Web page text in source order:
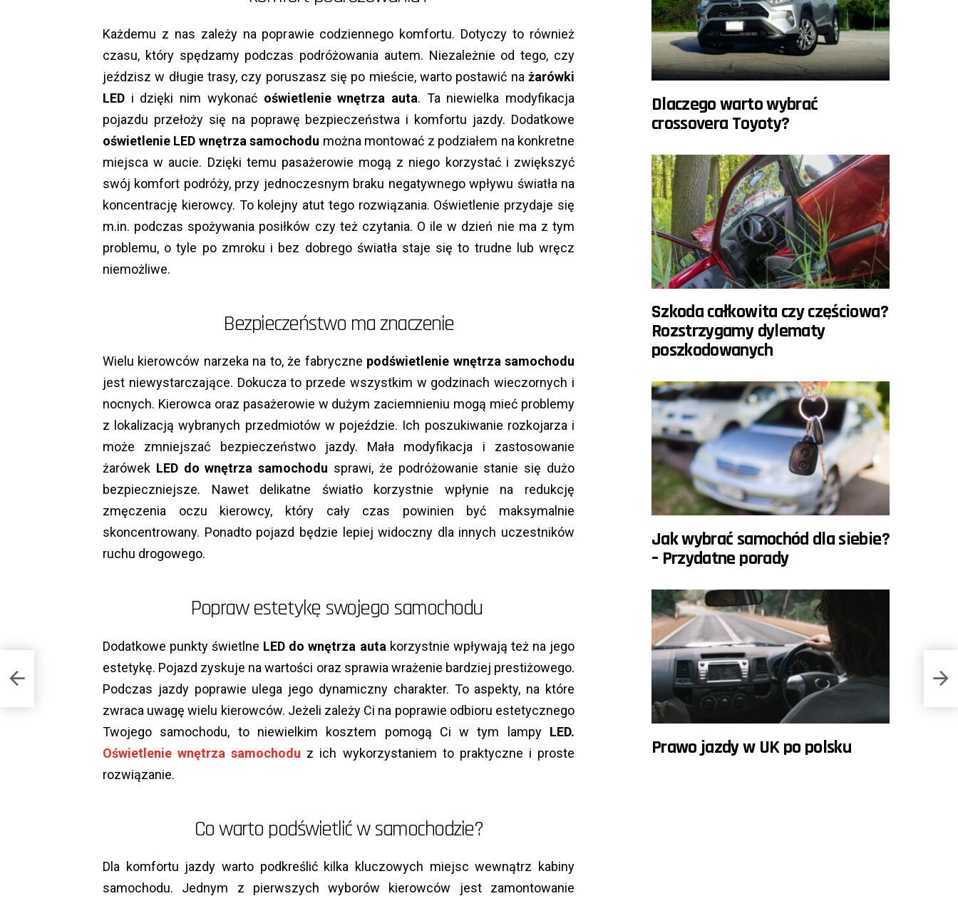
Każdemu z nas zależy na poprawie codziennego komfortu. Dotyczy to również
czasu, który spędzamy podczas podróżowania autem. Niezależnie od tego, czy
jeździsz w długie trasy, czy poruszasz się po mieście, warto postawić na żarówki
LED i dzięki nim wykonać oświetlenie wnętrza auta. Ta niewielka modyfikacja
pojazdu przełoży się na poprawę bezpieczeństwa i komfortu jazdy. Dodatkowe
oświetlenie LED wnętrza samochodu można montować z podziałem na konkretne
miejsca w aucie. Dzięki temu pasażerowie mogą z niego korzystać i zwiększyć
swój komfort podróży, przy jednoczesnym braku negatywnego wpływu światła na
koncentrację kierowcy. To kolejny atut tego rozwiązania. Oświetlenie przydaje się
m.in. podczas spożywania posiłków czy też czytania. O ile w dzień nie ma z tym
problemu, o tyle po zmroku i bez dobrego światła staje się to trudne lub wręcz
niemożliwe.
Bezpieczeństwo ma znaczenie
Wielu kierowców narzeka na to, że fabryczne podświetlenie wnętrza samochodu
jest niewystarczające. Dokucza to przede wszystkim w godzinach wieczornych i
nocnych. Kierowca oraz pasażerowie w dużym zaciemnieniu mogą mieć problemy
z lokalizacją wybranych przedmiotów w pojeździe. Ich poszukiwanie rozkojarza i
może zmniejszać bezpieczeństwo jazdy. Mała modyfikacja i zastosowanie
żarówek LED do wnętrza samochodu sprawi, że podróżowanie stanie się dużo
bezpieczniejsze. Nawet delikatne światło korzystnie wpłynie na redukcję
zmęczenia oczu kierowcy, który cały czas powinien być maksymalnie
skoncentrowany. Ponadto pojazd będzie lepiej widoczny dla innych uczestników
ruchu drogowego.
Popraw estetykę swojego samochodu
Dodatkowe punkty świetlne LED do wnętrza auta korzystnie wpływają też na jego
estetykę. Pojazd zyskuje na wartości oraz sprawia wrażenie bardziej prestiżowego.
Podczas jazdy poprawie ulega jego dynamiczny charakter. To aspekty, na które
zwraca uwagę wielu kierowców. Jeżeli zależy Ci na poprawie odbioru estetycznego
Twojego samochodu, to niewielkim kosztem pomogą Ci w tym lampy LED.
Oświetlenie wnętrza samochodu z ich wykorzystaniem to praktyczne i proste
rozwiązanie.
Co warto podświetlić w samochodzie?
Dla komfortu jazdy warto podkreślić kilka kluczowych miejsc wewnątrz kabiny
samochodu. Jednym z pierwszych wyborów kierowców jest zamontowanie
Dlaczego warto wybrać
crossovera Toyoty?
Szkoda całkowita czy częściowa?
Rozstrzygamy dylematy
poszkodowanych
Jak wybrać samochód dla siebie?
– Przydatne porady
Prawo jazdy w UK po polsku